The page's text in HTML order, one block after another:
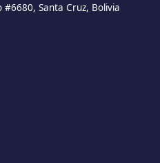
#6680, Santa Cruz, Bolivia